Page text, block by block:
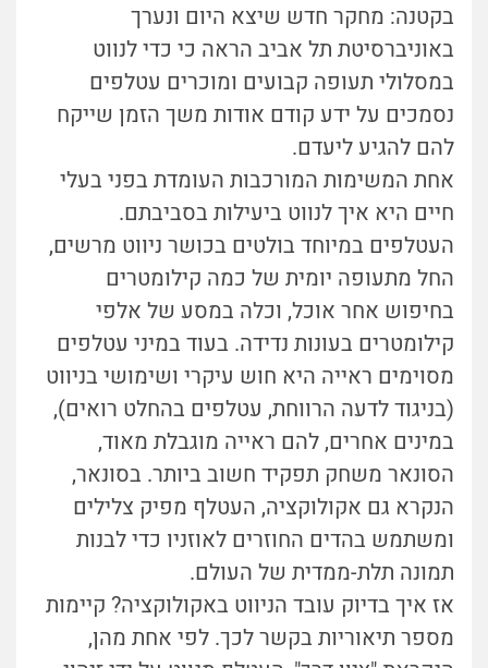
בקטנה: מחקר חדש שיצא היום ונערך
באוניברסיטת תל אביב הראה כי כדי לנווט
במסלולי תעופה קבועים ומוכרים עטלפים
נסמכים על ידע קודם אודות משך הזמן שייקח
להם להגיע ליעדם.
אחת המשימות המורכבות העומדת בפני בעלי
חיים היא איך לנווט ביעילות בסביבתם.
העטלפים במיוחד בולטים בכושר ניווט מרשים,
החל מתעופה יומית של כמה קילומטרים
בחיפוש אחר אוכל, וכלה במסע של אלפי
קילומטרים בעונות נדידה. בעוד במיני עטלפים
מסוימים ראייה היא חוש עיקרי ושימושי בניווט
(בניגוד לדעה הרווחת, עטלפים בהחלט רואים),
במינים אחרים, להם ראייה מוגבלת מאוד,
הסונאר משחק תפקיד חשוב ביותר. בסונאר,
הנקרא גם אקולוקציה, העטלף מפיק צלילים
ומשתמש בהדים החוזרים לאוזניו כדי לבנות
תמונה תלת-ממדית של העולם.
אז איך בדיוק עובד הניווט באקולוקציה? קיימות
מספר תיאוריות בקשר לכך. לפי אחת מהן,